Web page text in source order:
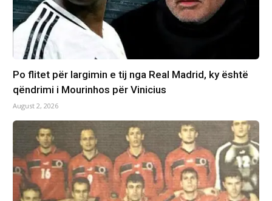
Po flitet për largimin e tij nga Real Madrid, ky është
qëndrimi i Mourinhos për Vinicius
August 2, 2026